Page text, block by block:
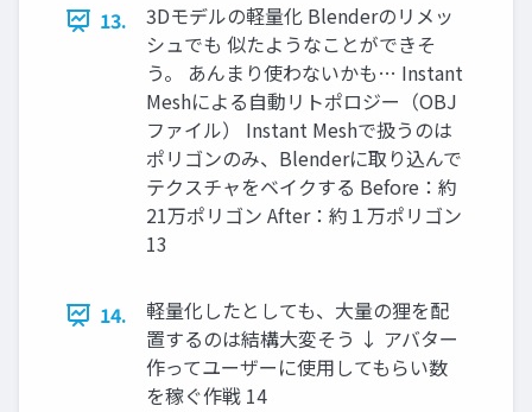
13.
3Dモデルの軽量化 Blenderのリメッ
シュでも 似たようなことができそ
う。 あんまり使わないかも… Instant
Meshによる自動リトポロジー（OBJ
ファイル） Instant Meshで扱うのは
ポリゴンのみ、Blenderに取り込んで
テクスチャをベイクする Before：約
21万ポリゴン After：約１万ポリゴン
13
14.
軽量化したとしても、大量の狸を配
置するのは結構大変そう ↓ アバター
作ってユーザーに使用してもらい数
を稼ぐ作戦 14